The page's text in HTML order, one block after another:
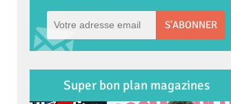
S'ABONNER
Super bon plan magazines